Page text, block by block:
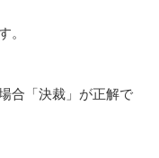
。
合「決裁」が正解で